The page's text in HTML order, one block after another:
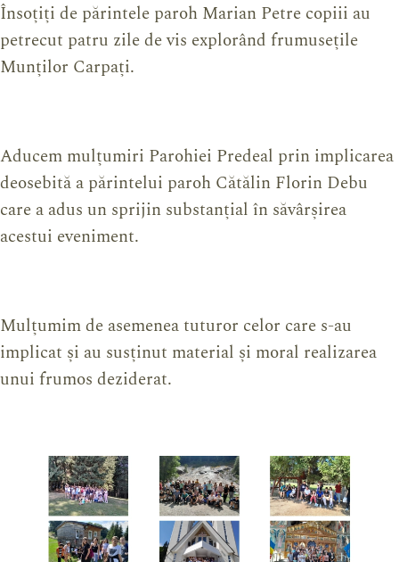
Însoțiți de părintele paroh Marian Petre copiii au
petrecut patru zile de vis explorând frumusețile
Munților Carpați.
Aducem mulțumiri Parohiei Predeal prin implicarea
deosebită a părintelui paroh Cătălin Florin Debu
care a adus un sprijin substanțial în săvârșirea
acestui eveniment.
Mulțumim de asemenea tuturor celor care s-au
implicat și au susținut material și moral realizarea
unui frumos deziderat.